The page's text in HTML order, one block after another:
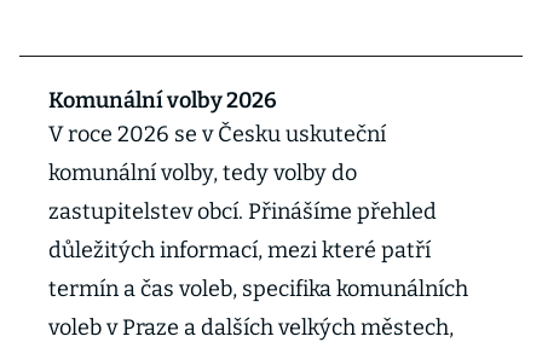
Komunální volby 2026
V roce 2026 se v Česku uskuteční
komunální volby, tedy volby do
zastupitelstev obcí. Přinášíme přehled
důležitých informací, mezi které patří
termín a čas voleb, specifika komunálních
voleb v Praze a dalších velkých městech,